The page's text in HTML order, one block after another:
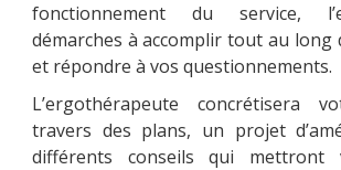
fonctionnement du service,
démarches à accomplir tout au
et répondre à vos questionnements.
L’ergothérapeute concrétisera
travers des plans, un projet
différents conseils qui mettront